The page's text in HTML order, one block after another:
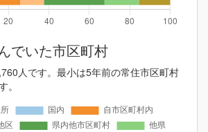
でいた市区町村
人です。最小は5年前の常住市区町村
。